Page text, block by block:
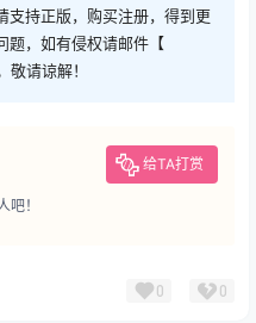
支持正版，购买注册，得到更
题，如有侵权请邮件【
请谅解！
给TA打赏
！
0 0